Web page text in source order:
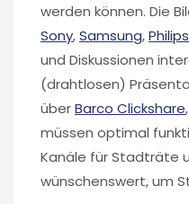
werden können. Die
Sony,Samsung,Philips
und Diskussionen
(drahtlosen)
überBarco Clickshare
müssen optimal
Kanäle für Stadträte
wünschenswert, um